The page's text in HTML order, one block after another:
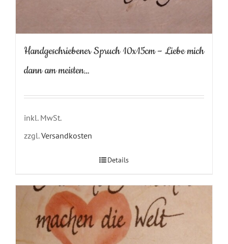
Handgeschriebener Spruch 10x15cm – Liebe mich
dann am meisten…
inkl. MwSt.
zzgl.Versandkosten
Details